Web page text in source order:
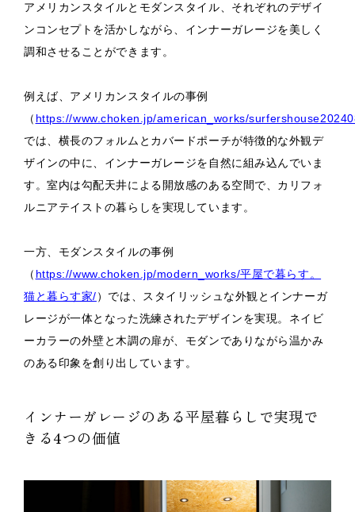
アメリカンスタイルとモダンスタイル、それぞれのデザイ
ンコンセプトを活かしながら、インナーガレージを美しく
調和させることができます。
例えば、アメリカンスタイルの事例
（ https://www.choken.jp/american_works/
では、横長のフォルムとカバードポーチが特徴的な外観デ
ザインの中に、インナーガレージを自然に組み込んでいま
す。室内は勾配天井による開放感のある空間で、カリフォ
ルニアテイストの暮らしを実現しています。
一方、モダンスタイルの事例
（ https://www.choken.jp/modern_works/平屋で暮らす。
猫と暮らす家/）では、スタイリッシュな外観とインナーガ
レージが一体となった洗練されたデザインを実現。ネイビ
ーカラーの外壁と木調の扉が、モダンでありながら温かみ
のある印象を創り出しています。
インナーガレージのある平屋暮らしで実現で
きる4つの価値